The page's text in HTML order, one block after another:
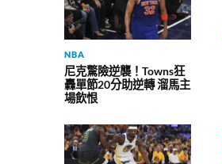
NBA
尼克驚險逆襲！Towns狂
轟單節20分助逆轉 溜馬主
場飲恨